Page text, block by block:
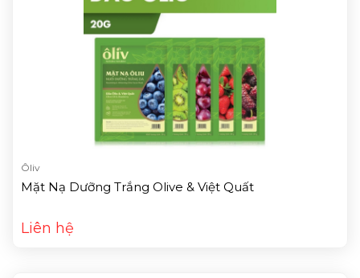
Ôliv
Mặt Nạ Dưỡng Trắng Olive & Việt Quất
Liên hệ